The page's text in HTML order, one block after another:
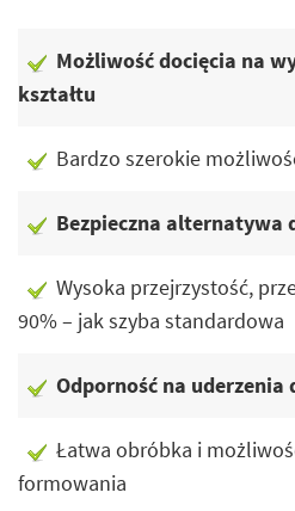
Możliwość docięcia na
kształtu
Bardzo szerokie
Bezpieczna alternatywa
Wysoka przejrzystość,
90% – jak szyba standardowa
Odporność na uderzenia
Łatwa obróbka i
formowania